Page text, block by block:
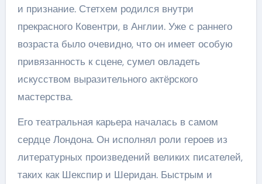
и признание. Стетхем родился внутри
прекрасного Ковентри, в Англии. Уже с раннего
возраста было очевидно, что он имеет особую
привязанность к сцене, сумел овладеть
искусством выразительного актёрского
мастерства.
Его театральная карьера началась в самом
сердце Лондона. Он исполнял роли героев из
литературных произведений великих писателей,
таких как Шекспир и Шеридан. Быстрым и